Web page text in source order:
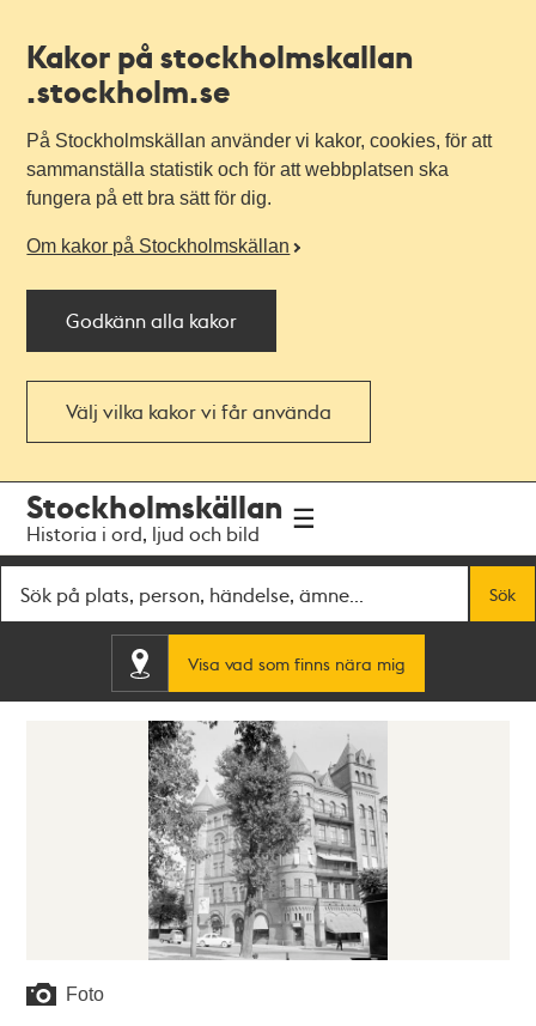
Kakor på stockholmskallan
.stockholm.se
På Stockholmskällan använder vi kakor, cookies, för att
sammanställa statistik och för att webbplatsen ska
fungera på ett bra sätt för dig.
Om kakor på Stockholmskällan
Godkänn alla kakor
Välj vilka kakor vi får använda
navigationen
huvudinnehållet
Stockholmskällan
Historia i ord, ljud och bild
Sök
Visa vad som finns nära mig
Foto